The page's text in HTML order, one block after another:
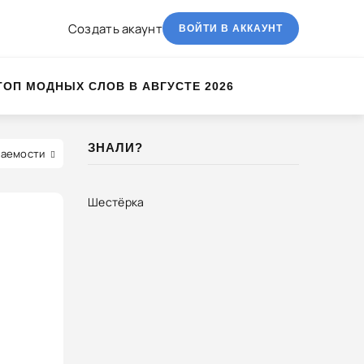
Создать акаунт ВОЙТИ В АККАУНТ
МОДНЫХ СЛОВ В АВГУСТЕ 2026
ЗНАЛИ?
Шестёрка